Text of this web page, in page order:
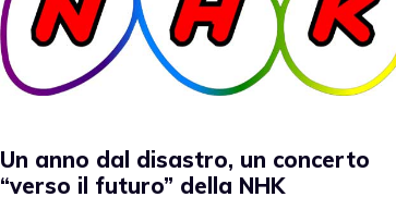
Un anno dal disastro, un concerto
“verso il futuro” della NHK